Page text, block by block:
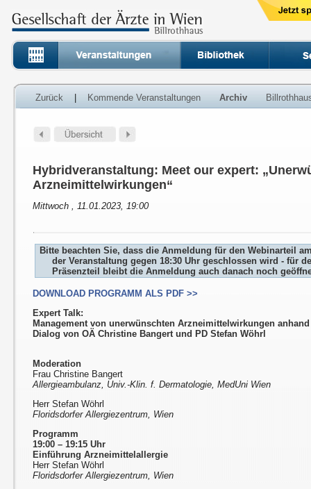
Zurück Kommende Veranstaltungen Archiv
Hybridveranstaltung: Meet our expert:
Arzneimittelwirkungen“
Mittwoch , 11.01.2023, 19:00
Bitte beachten Sie, dass die Anmeldung für den Webinarteil
der Veranstaltung gegen 18:30 Uhr geschlossen wird - für
Präsenzteil bleibt die Anmeldung auch danach noch
DOWNLOAD PROGRAMM ALS PDF >>
Expert Talk:
Management von unerwünschten Arzneimittelwirkungen
Dialog von OÄ Christine Bangert und PD Stefan Wöhrl
Moderation
Frau Christine Bangert
Allergieambulanz, Univ.-Klin. f. Dermatologie, MedUni Wien
Herr Stefan Wöhrl
Floridsdorfer Allergiezentrum, Wien
Programm
19:00 – 19:15 Uhr
Einführung Arzneimittelallergie
Herr Stefan Wöhrl
Floridsdorfer Allergiezentrum, Wien